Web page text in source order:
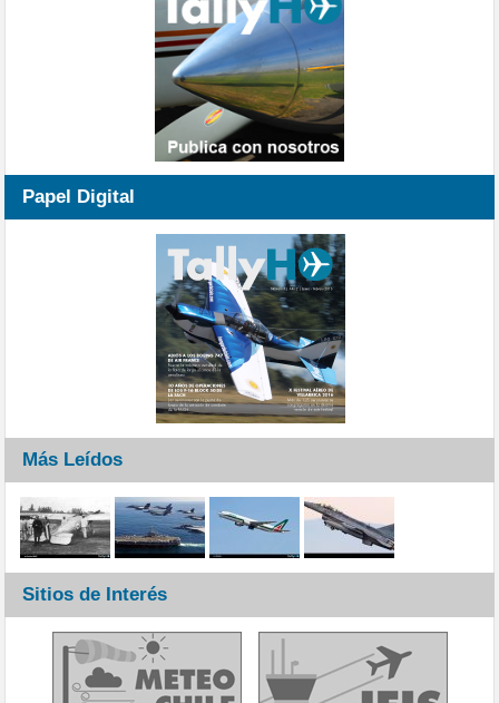
Papel Digital
Más Leídos
Sitios de Interés